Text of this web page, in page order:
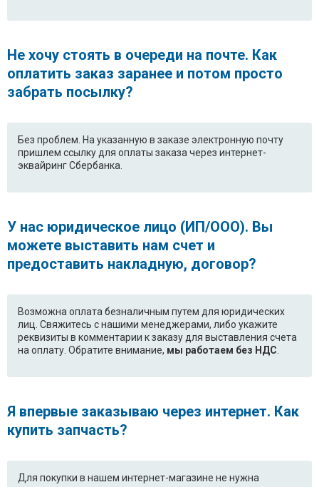
Не хочу стоять в очереди на почте. Как
оплатить заказ заранее и потом просто
забрать посылку?
Без проблем. На указанную в заказе электронную почту
пришлем ссылку для оплаты заказа через интернет-
эквайринг Сбербанка.
У нас юридическое лицо (ИП/ООО). Вы
можете выставить нам счет и
предоставить накладную, договор?
Возможна оплата безналичным путем для юридических
лиц. Свяжитесь с нашими менеджерами, либо укажите
реквизиты в комментарии к заказу для выставления счета
на оплату. Обратите внимание, мы работаем без НДС
Я впервые заказываю через интернет. Как
купить запчасть?
Для покупки в нашем интернет-магазине не нужна